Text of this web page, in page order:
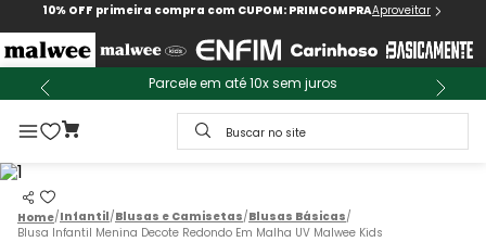
10% OFF primeira compra com CUPOM: PRIMCOMPRAAproveitar
Parcele em até 10x sem juros
Buscar no site
Infantil Blusas e Camisetas Blusas Básicas
Blusa Infantil Menina Decote Redondo Em Malha UV Malwee Kids